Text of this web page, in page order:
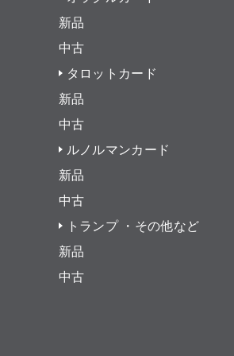
新品
中古
タロットカード
新品
中古
ルノルマンカード
新品
中古
トランプ ・その他など
新品
中古